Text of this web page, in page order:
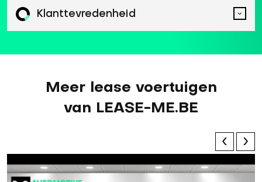
Klanttevredenheid
Meer lease voertuigen
van LEASE-ME.BE